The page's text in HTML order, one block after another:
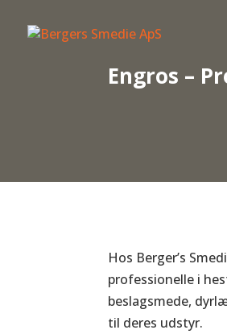
Engros –
Hos Berger’s
professionelle i
beslagsmede,
til deres udstyr.